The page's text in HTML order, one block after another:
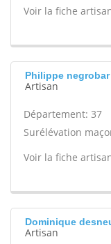
Voir la fiche
Philippe
Artisan
Département: 37
Surélévation
Voir la fiche
Dominique
Artisan